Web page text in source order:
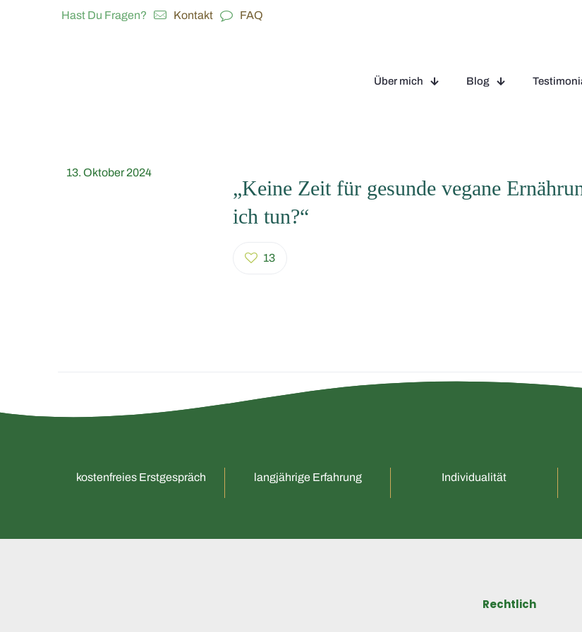
Hast Du Fragen? Kontakt FAQ
Über mich Blog
13. Oktober 2024
„Keine Zeit für gesunde vegane
ich tun?“
13
kostenfreies Erstgespräch langjährige Erfahrung Individualität
Rechtlich